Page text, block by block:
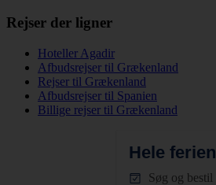
Rejser der ligner
Hoteller Agadir
Afbudsrejser til Grækenland
Rejser til Grækenland
Afbudsrejser til Spanien
Billige rejser til Grækenland
Hele
Søg og